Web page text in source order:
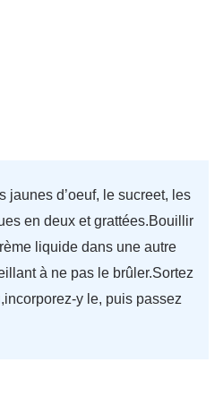
jaunes d’oeuf, le sucreet, les
en deux et grattées.Bouillir
liquide dans une autre
à ne pas le brûler.Sortez
y le, puis passez